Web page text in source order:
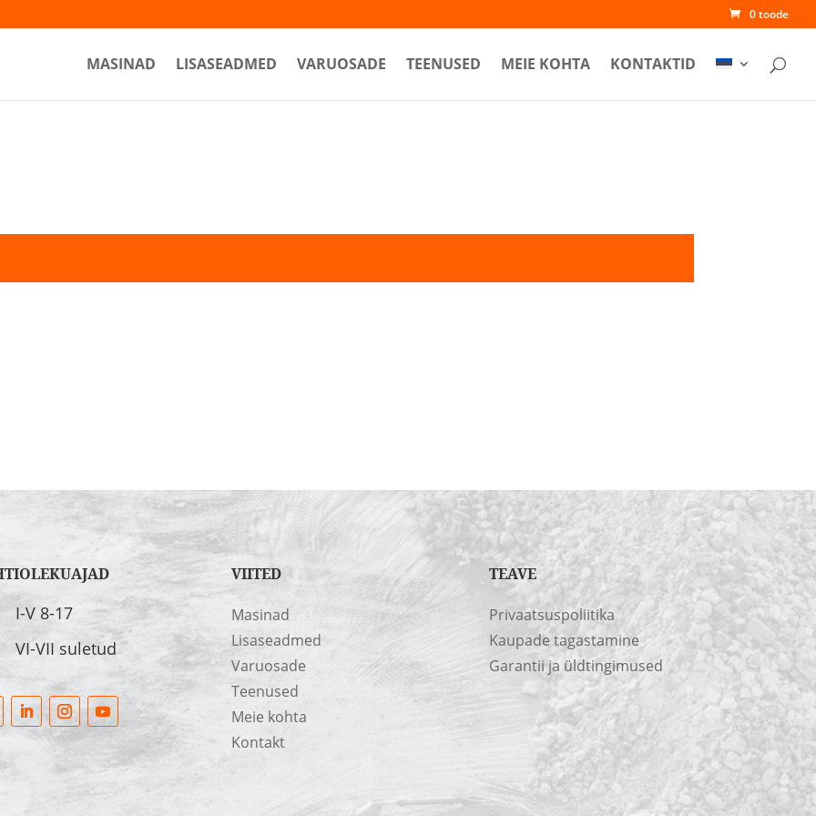
0 toode
MASINAD LISASEADMED VARUOSADE TEENUSED MEIE KOHTA KONTAKTID
I-V 8-17
VI-VII suletud
VIITED
Masinad
Lisaseadmed
Varuosade
Teenused
Meie kohta
Kontakt
TEAVE
Privaatsuspoliitika
Kaupade tagastamine
Garantii ja üldtingimused